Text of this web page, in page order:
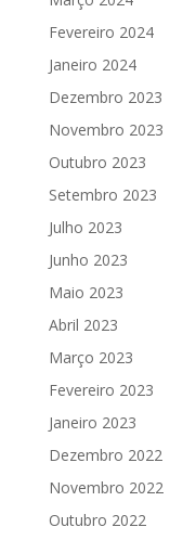
Fevereiro 2024
Janeiro 2024
Dezembro 2023
Novembro 2023
Outubro 2023
Setembro 2023
Julho 2023
Junho 2023
Maio 2023
Abril 2023
Março 2023
Fevereiro 2023
Janeiro 2023
Dezembro 2022
Novembro 2022
Outubro 2022